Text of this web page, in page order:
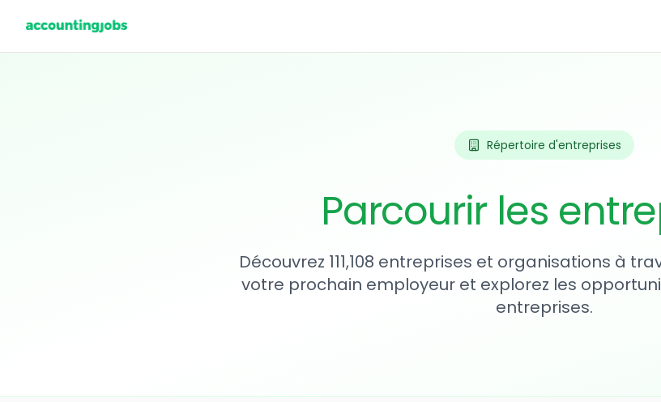
Répertoire d'entreprises
Parcourir les
Découvrez 111,108 entreprises et organisations à
votre prochain employeur et explorez les
entreprises.